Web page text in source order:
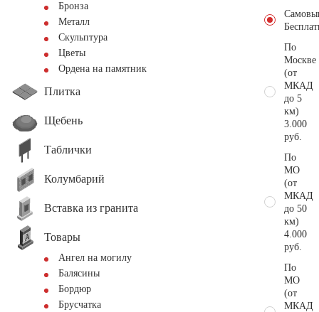
Бронза
Металл
Скульптура
Цветы
Ордена на памятник
Плитка
Щебень
Таблички
Колумбарий
Вставка из гранита
Товары
Ангел на могилу
Балясины
Бордюр
Брусчатка
По
Москве
(от
МКАД
до 5
км)
3.000
руб.
По
МО
(от
МКАД
до 50
км)
4.000
руб.
По
МО
(от
МКАД